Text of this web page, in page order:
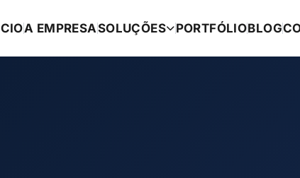
A EMPRESASOLUÇÕES PORTFÓLIOBLOG